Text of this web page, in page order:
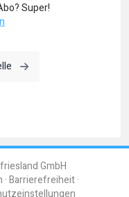
Super!
GmbH
Barrierefreiheit